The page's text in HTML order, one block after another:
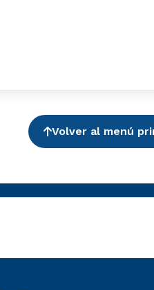
Volver al menú